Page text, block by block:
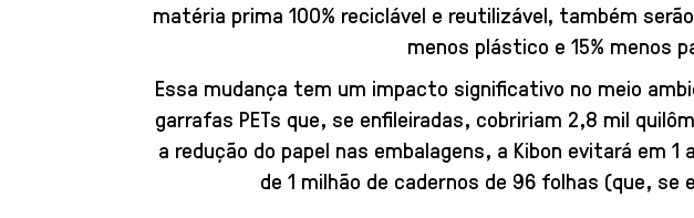
matéria prima 100% reciclável e reutilizável, também
menos plástico e 15% menos
Essa mudança tem um impacto significativo no meio
garrafas PETs que, se enfileiradas, cobririam 2,8 mil
a redução do papel nas embalagens, a Kibon evitará em
de 1 milhão de cadernos de 96 folhas (que,